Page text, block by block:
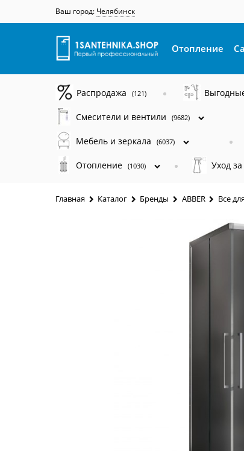
Ваш город: Челябинск
Отопление
Распродажа (121)
Смесители и вентили (9682)
Мебель и зеркала (6037)
Отопление (1030) Уход
Главная Каталог Бренды ABBER Все